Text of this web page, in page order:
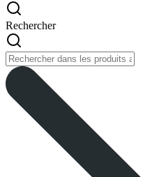
Rechercher